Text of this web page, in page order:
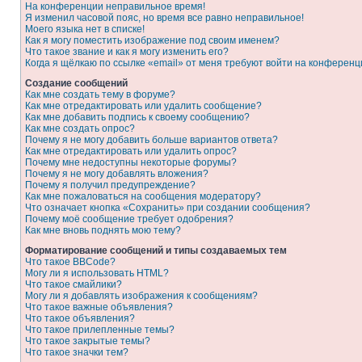
На конференции неправильное время!
Я изменил часовой пояс, но время все равно неправильное!
Моего языка нет в списке!
Как я могу поместить изображение под своим именем?
Что такое звание и как я могу изменить его?
Когда я щёлкаю по ссылке «email» от меня требуют войти на
Создание сообщений
Как мне создать тему в форуме?
Как мне отредактировать или удалить сообщение?
Как мне добавить подпись к своему сообщению?
Как мне создать опрос?
Почему я не могу добавить больше вариантов ответа?
Как мне отредактировать или удалить опрос?
Почему мне недоступны некоторые форумы?
Почему я не могу добавлять вложения?
Почему я получил предупреждение?
Как мне пожаловаться на сообщения модератору?
Что означает кнопка «Сохранить» при создании сообщения?
Почему моё сообщение требует одобрения?
Как мне вновь поднять мою тему?
Форматирование сообщений и типы создаваемых тем
Что такое BBCode?
Могу ли я использовать HTML?
Что такое смайлики?
Могу ли я добавлять изображения к сообщениям?
Что такое важные объявления?
Что такое объявления?
Что такое прилепленные темы?
Что такое закрытые темы?
Что такое значки тем?